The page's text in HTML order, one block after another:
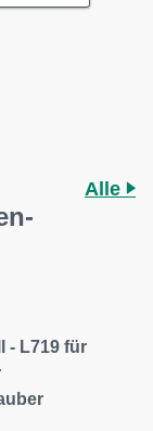
Alle
- L719 für